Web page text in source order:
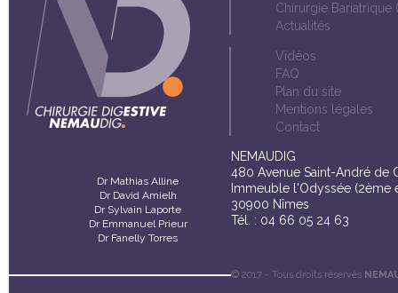
Dr Mathias Alline
Dr David Amielh
Dr Sylvain Laporte
Dr Emmanuel Prieur
Dr Fanelly Torres
Chirurgie Bariatrique
Actualités
Vidéos
FAQ
Plan du site
Mentions légales
Contact
NEMAUDIG
480 Avenue Saint-André de
Immeuble l'Odyssée (2ème
30900 Nîmes
Tél. : 04 66 05 24 63
© 2017 - Tous droits réservés